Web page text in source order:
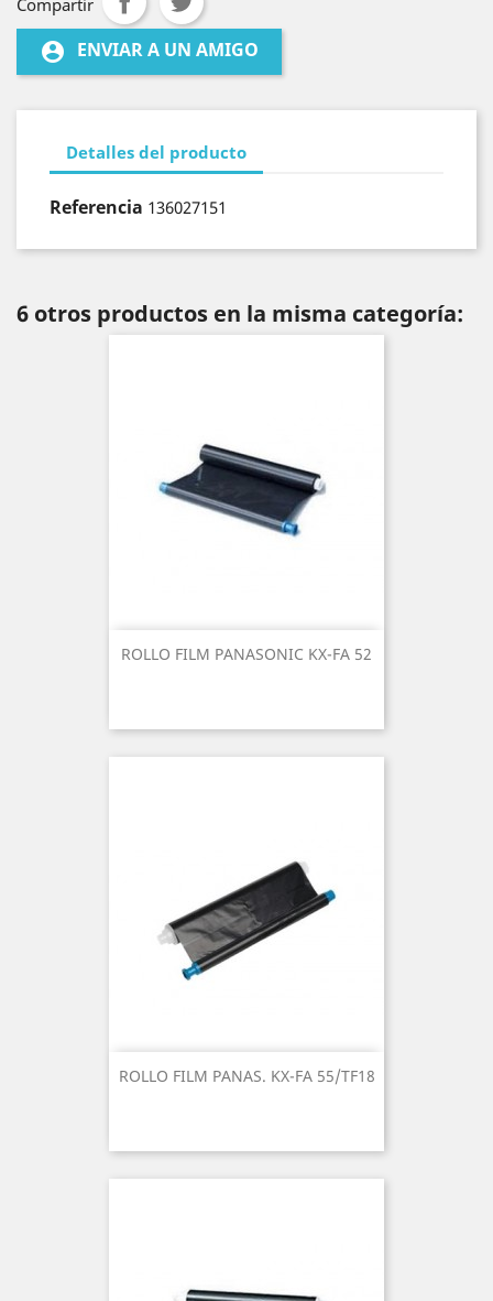
Compartir
account_circle ENVIAR A UN AMIGO
Detalles del producto
Referencia 136027151
6 otros productos en la misma categoría:
ROLLO FILM PANASONIC KX-FA 52
ROLLO FILM PANAS. KX-FA 55/TF18